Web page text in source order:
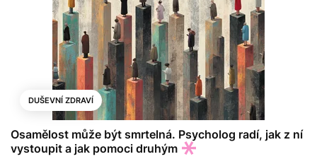
DUŠEVNÍ ZDRAVÍ
Osamělost může být smrtelná. Psycholog radí, jak z ní
vystoupit a jak pomoci druhým